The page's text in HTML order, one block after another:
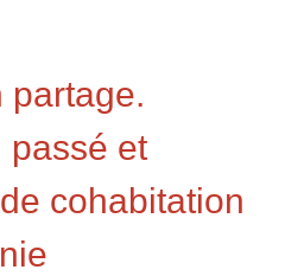
partage.
passé et
cohabitation